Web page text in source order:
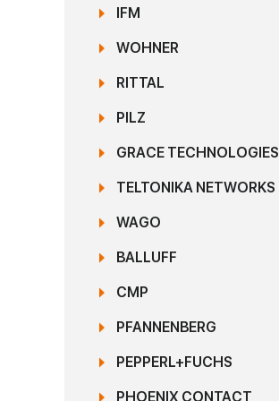
IFM
WOHNER
RITTAL
PILZ
GRACE TECHNOLOGIES
TELTONIKA NETWORKS
WAGO
BALLUFF
CMP
PFANNENBERG
PEPPERL+FUCHS
PHOENIX CONTACT